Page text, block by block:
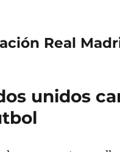
Real
unidos